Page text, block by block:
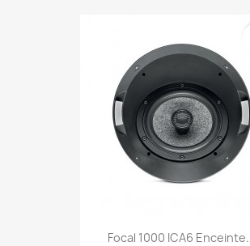
Focal 1000 ICA6